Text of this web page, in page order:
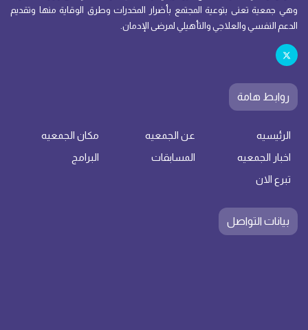
وهي جمعية تعنى بتوعية المجتمع بأضرار المخدرات وطرق الوقاية منها وتقديم
الدعم النفسي والعلاجي والتأهيلي لمرضى الإدمان.
روابط هامة
الرئيسيه عن الجمعيه
مكان الجمعيه
اخبار الجمعيه
المسابقات
البرامج
تبرع الان
بيانات التواصل